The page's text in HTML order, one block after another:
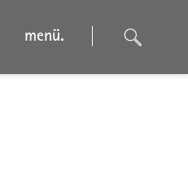
menü.